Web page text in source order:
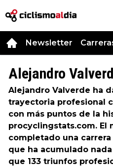
Newsletter
Alejandro
Alejandro Valverde ha
trayectoria profesional
con más puntos de la
procyclingstats.com. El
completado una
que ha acumulado
que 133 triunfos